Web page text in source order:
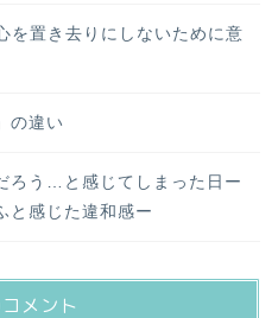
置き去りにしないために意
の違い
ろう…と感じてしまった日ー
と感じた違和感ー
メント